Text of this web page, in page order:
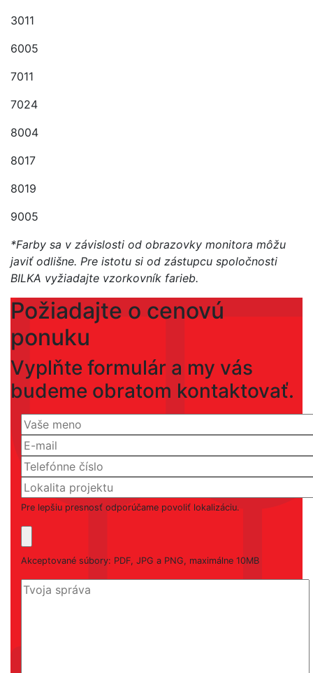
3011
6005
7011
7024
8004
8017
8019
9005
*Farby sa v závislosti od obrazovky monitora môžu
javiť odlišne. Pre istotu si od zástupcu spoločnosti
BILKA vyžiadajte vzorkovník farieb.
Požiadajte o cenovú
ponuku
Vyplňte formulár a my vás
budeme obratom kontaktovať.
Pre lepšiu presnosť odporúčame povoliť lokalizáciu.
Akceptované súbory: PDF, JPG a PNG, maximálne 10MB